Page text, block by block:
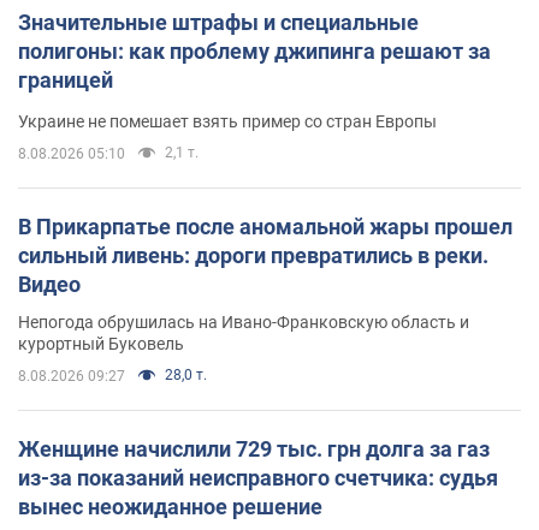
Значительные штрафы и специальные
полигоны: как проблему джипинга решают за
границей
Украине не помешает взять пример со стран Европы
8.08.2026 05:10 2,1 т.
В Прикарпатье после аномальной жары прошел
сильный ливень: дороги превратились в реки.
Видео
Непогода обрушилась на Ивано-Франковскую область и
курортный Буковель
8.08.2026 09:27 28,0 т.
Женщине начислили 729 тыс. грн долга за газ
из-за показаний неисправного счетчика: судья
вынес неожиданное решение